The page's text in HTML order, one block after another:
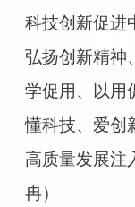
科技创新促进
弘扬创新精神
学促用、以用
懂科技、爱创
高质量发展注
冉）